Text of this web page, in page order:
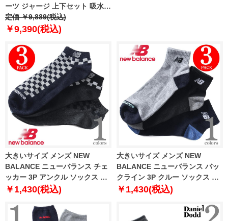
ーツ ジャージ 上下セット 吸水速
乾 UV対策 春夏新作 kp811603zz
定価 ￥9,889(税込)
￥9,390(税込)
大きいサイズ メンズ NEW
BALANCE ニューバランス チェ
ッカー 3P アンクル ソックス 靴
下 3枚組 las5035j
￥1,430(税込)
大きいサイズ メンズ NEW
BALANCE ニューバランス バッ
クライン 3P クルー ソックス 靴
下 3枚組 las5036j
￥1,430(税込)